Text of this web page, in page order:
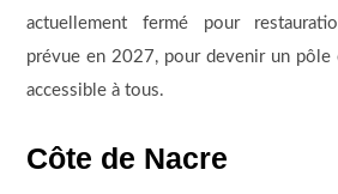
actuellement fermé pour
prévue en 2027, pour devenir un pôle
accessible à tous.
Côte de Nacre